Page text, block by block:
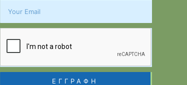
ΕΓΓΡΑΦΗ